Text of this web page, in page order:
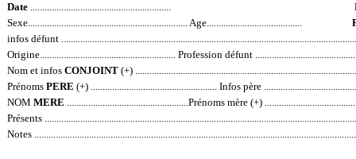
Date ...........................................................
Sexe................................................................... Age........................................
infos défunt
Origine......................................................... Profession défunt
Nom et infos CONJOINT (+)
Prénoms PERE (+) ..................................................... Infos père
NOM MERE ...................................................Prénoms mère (+)
Présents
Notes